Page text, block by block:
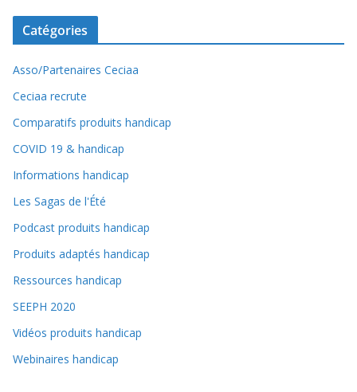
Catégories
Asso/Partenaires Ceciaa
Ceciaa recrute
Comparatifs produits handicap
COVID 19 & handicap
Informations handicap
Les Sagas de l'Été
Podcast produits handicap
Produits adaptés handicap
Ressources handicap
SEEPH 2020
Vidéos produits handicap
Webinaires handicap